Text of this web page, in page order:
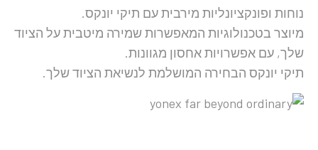
נוחות ופונקציונליות מירבית עם תיקי יונקס.
מיוצר בטכנולוגיות המאפשרות שמירה מיטבית על הציוד
שלך, עם אפשרויות אחסון מגוונות.
תיקי יונקס הבחירה המושלמת לנשיאת הציוד שלך.